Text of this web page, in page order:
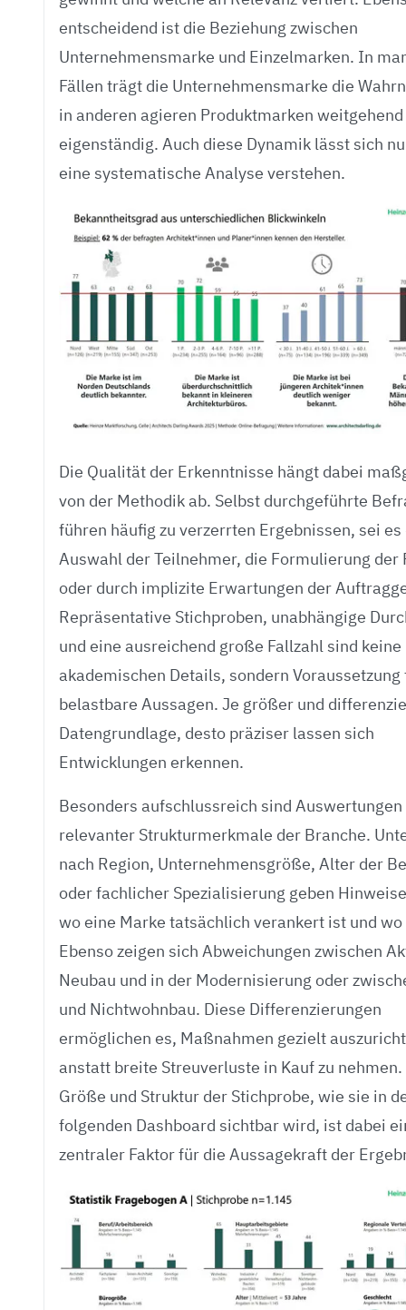
entscheidend ist die Beziehung zwischen
Unternehmensmarke und Einzelmarken. In
Fällen trägt die Unternehmensmarke die
in anderen agieren Produktmarken weitgehend
eigenständig. Auch diese Dynamik lässt sich
eine systematische Analyse verstehen.
Die Qualität der Erkenntnisse hängt dabei
von der Methodik ab. Selbst durchgeführte
führen häufig zu verzerrten Ergebnissen, sei
Auswahl der Teilnehmer, die Formulierung der
oder durch implizite Erwartungen der
Repräsentative Stichproben, unabhängige
und eine ausreichend große Fallzahl sind keine
akademischen Details, sondern Voraussetzung
belastbare Aussagen. Je größer und
Datengrundlage, desto präziser lassen sich
Entwicklungen erkennen.
Besonders aufschlussreich sind
relevanter Strukturmerkmale der Branche.
nach Region, Unternehmensgröße, Alter der
oder fachlicher Spezialisierung geben
wo eine Marke tatsächlich verankert ist und
Ebenso zeigen sich Abweichungen zwischen
Neubau und in der Modernisierung oder
und Nichtwohnbau. Diese Differenzierungen
ermöglichen es, Maßnahmen gezielt
anstatt breite Streuverluste in Kauf zu nehmen.
Größe und Struktur der Stichprobe, wie sie in
folgenden Dashboard sichtbar wird, ist dabei
zentraler Faktor für die Aussagekraft der